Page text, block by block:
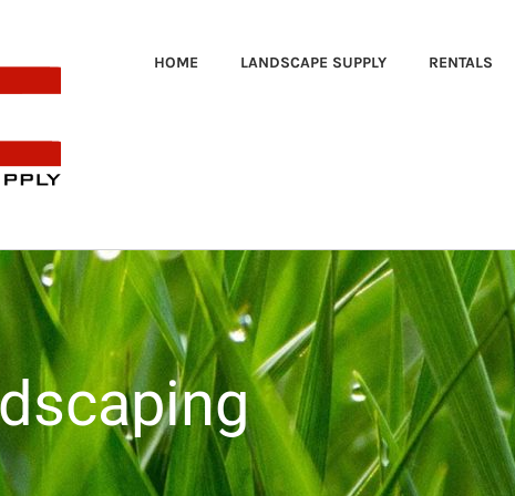
HOME LANDSCAPE SUPPLY RENTALS